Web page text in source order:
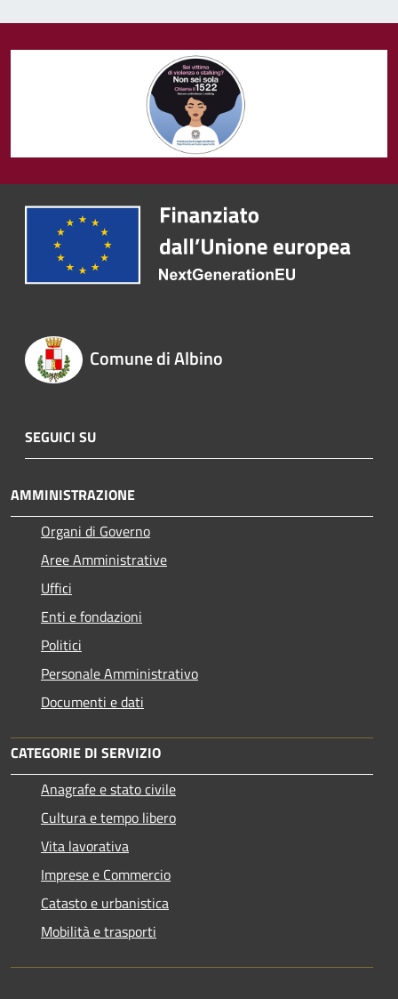
Comune di Albino
SEGUICI SU
AMMINISTRAZIONE
Organi di Governo
Aree Amministrative
Uffici
Enti e fondazioni
Politici
Personale Amministrativo
Documenti e dati
CATEGORIE DI SERVIZIO
Anagrafe e stato civile
Cultura e tempo libero
Vita lavorativa
Imprese e Commercio
Catasto e urbanistica
Mobilità e trasporti